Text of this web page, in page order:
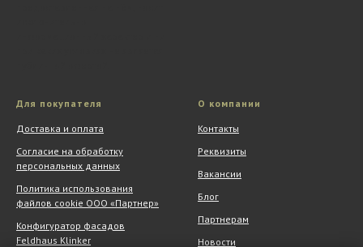
Для покупателя
Доставка и оплата
Согласие на обработку
персональных данных
Политика использования
файлов cookie ООО «Партнер»
Конфигуратор фасадов
Feldhaus Klinker
О компании
Контакты
Реквизиты
Вакансии
Блог
Партнерам
Новости